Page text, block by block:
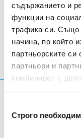
съдържанието и
функции на
трафика си. Също
начина, по който
партньорските
партньори и
комбинират с
информация или с
наСтрого
Заявка за търсене